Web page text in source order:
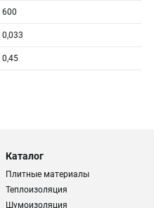
600
0,033
0,45
Каталог
Плитные материалы
Теплоизоляция
Шумоизоляция